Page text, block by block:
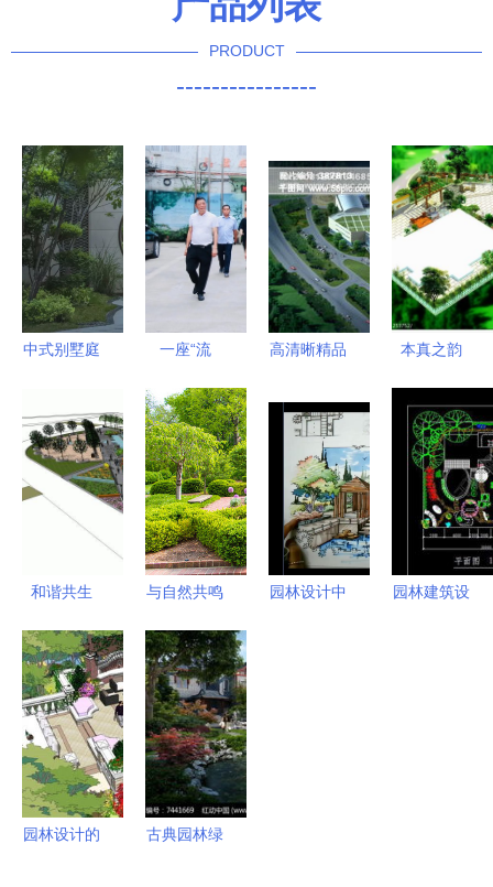
PRODUCT
----------------
中式别墅庭
的艺术与哲
学
一座“流
太康县驻广
东对外开放
工作站的园
林隐喻
高清晰精品
观设计素材
免费下载指
南
本真之韵
计理念与生
态价值的探
索
和谐共生
观设计探索
与自然共鸣
化与园林设
计的艺术融
合
园林设计中
园林建筑设
园林设计的
古典园林绿